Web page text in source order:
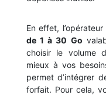
En effet,
de 1 à 30 Go
choisir le volume
mieux à vos
permet d’intégrer
forfait. Pour cela,